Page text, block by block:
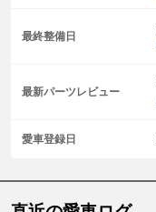
最終整備日
最新パーツレビュー
愛車登録日